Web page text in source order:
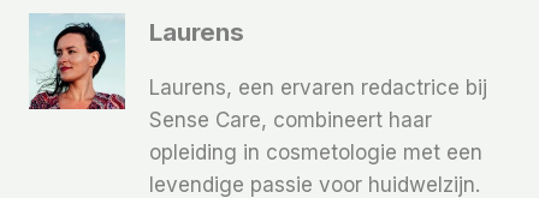
Laurens
Laurens, een ervaren redactrice bij
Sense Care, combineert haar
opleiding in cosmetologie met een
levendige passie voor huidwelzijn.